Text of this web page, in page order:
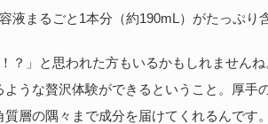
液まるごと1本分（約190mL）がたっぷり
？」と思われた方もいるかもしれません
うな贅沢体験ができるということ。厚手
層の隅々まで成分を届けてくれるんです。